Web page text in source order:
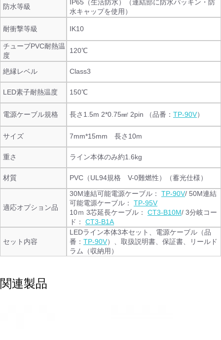
防水等級
IP65（生活防水）（連結部に防水パッキン・防
水キャップを使用）
耐衝撃等級 IK10
チューブPVC耐熱温
度
120℃
絶縁レベル Class3
LED素子耐熱温度 150℃
電源ケーブル規格 長さ1.5m 2*0.75㎟ 2pin （品番： TP-90V）
サイズ 7mm*15mm 長さ10m
重さ ライン本体のみ約1.6kg
材質 PVC（UL94規格 V-0難燃性）（蓄光仕様）
適応オプション品
30M連結可能電源ケーブル： TP-90V/ 50M連結
可能電源ケーブル： TP-95V
10ｍ 3芯延長ケーブル： CT3-B10M/ 3分岐コー
ド： CT3-B1A
セット内容
LEDライン本体3本セット、電源ケーブル（品
番： TP-90V）、取扱説明書、保証書、リールド
ラム（収納用）
関連製品